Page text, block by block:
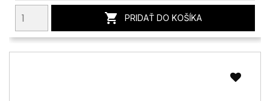
 PRIDAŤ DO KOŠÍKA